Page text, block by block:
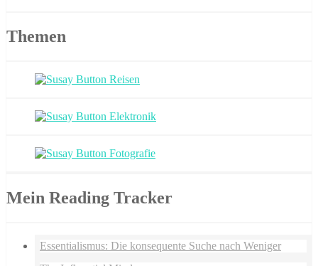
Themen
Mein Reading Tracker
Essentialismus: Die konsequente Suche nach Weniger